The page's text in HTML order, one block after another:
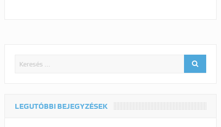
LEGUTÓBBI BEJEGYZÉSEK